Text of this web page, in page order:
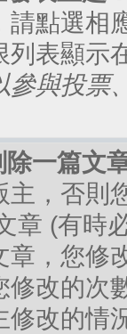
請點選相
列表顯示
參與投票
一篇文
主，否則
章 (有時
章，您修
修改的次
修改的情